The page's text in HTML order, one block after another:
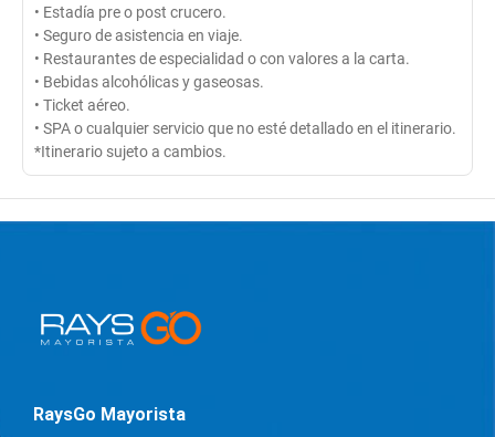
• Estadía pre o post crucero.
• Seguro de asistencia en viaje.
• Restaurantes de especialidad o con valores a la carta.
• Bebidas alcohólicas y gaseosas.
• Ticket aéreo.
• SPA o cualquier servicio que no esté detallado en el itinerario.
*Itinerario sujeto a cambios.
RaysGo Mayorista